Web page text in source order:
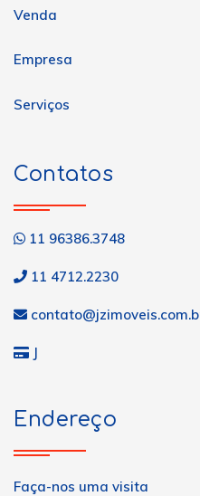
Venda
Empresa
Serviços
Contatos
11 96386.3748
11 4712.2230
J
Endereço
Faça-nos uma visita